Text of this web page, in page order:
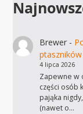
Brewer-
4 lipca 2026
Zapewne w
części osób
pająka
(nawet o…